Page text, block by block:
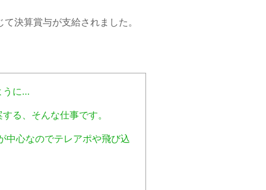
決算賞与が支給されました。
うに…
る、そんな仕事です。
中心なのでテレアポや飛び込